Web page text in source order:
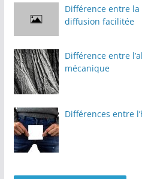
Différence entre
diffusion facilitée
Différence entre
mécanique
Différences entre